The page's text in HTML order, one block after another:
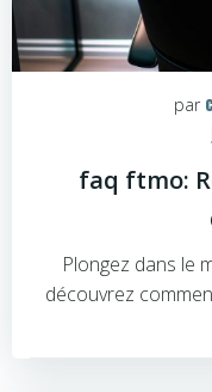
par
faq ftmo:
Plongez dans le
découvrez